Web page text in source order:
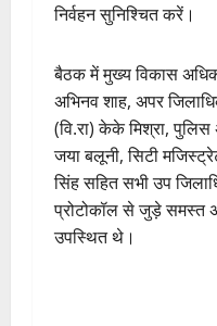
निर्वहन सुनिश्चित करें।
बैठक में मुख्य विकास
अभिनव शाह, अपर
(वि.रा) केके मिश्रा, पुलिस
जया बलूनी, सिटी
सिंह सहित सभी उप
प्रोटोकॉल से जुड़े समस्त
उपस्थित थे।